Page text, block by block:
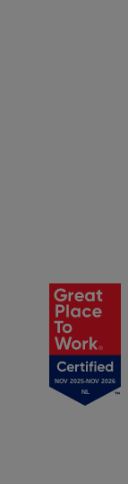
NOV 2025-NOV 2026
NL